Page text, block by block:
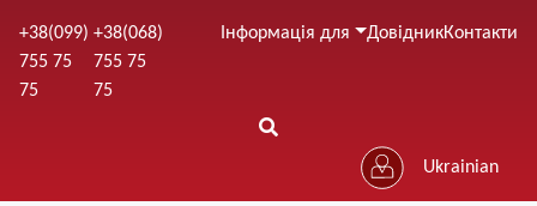
до
+38(099)
755 75
75
+38(068)
755 75
75
Інформація для ДовідникКонтакти
Ukrainian